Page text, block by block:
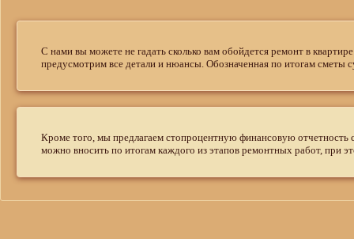
С нами вы можете не гадать сколько вам обойдется ремонт в
предусмотрим все детали и нюансы. Обозначенная по итогам сметы
Кроме того, мы предлагаем стопроцентную финансовую отчетность
можно вносить по итогам каждого из этапов ремонтных работ, при